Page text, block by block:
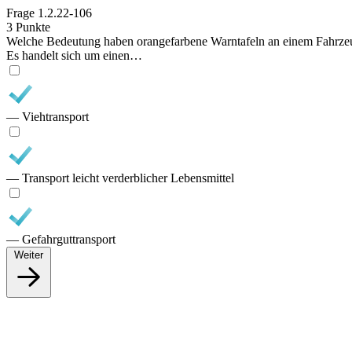
Frage 1.2.22-106
3 Punkte
Welche Bedeutung haben orangefarbene Warntafeln an einem
Es handelt sich um einen…
— Viehtransport
— Transport leicht verderblicher Lebensmittel
— Gefahrguttransport
Weiter